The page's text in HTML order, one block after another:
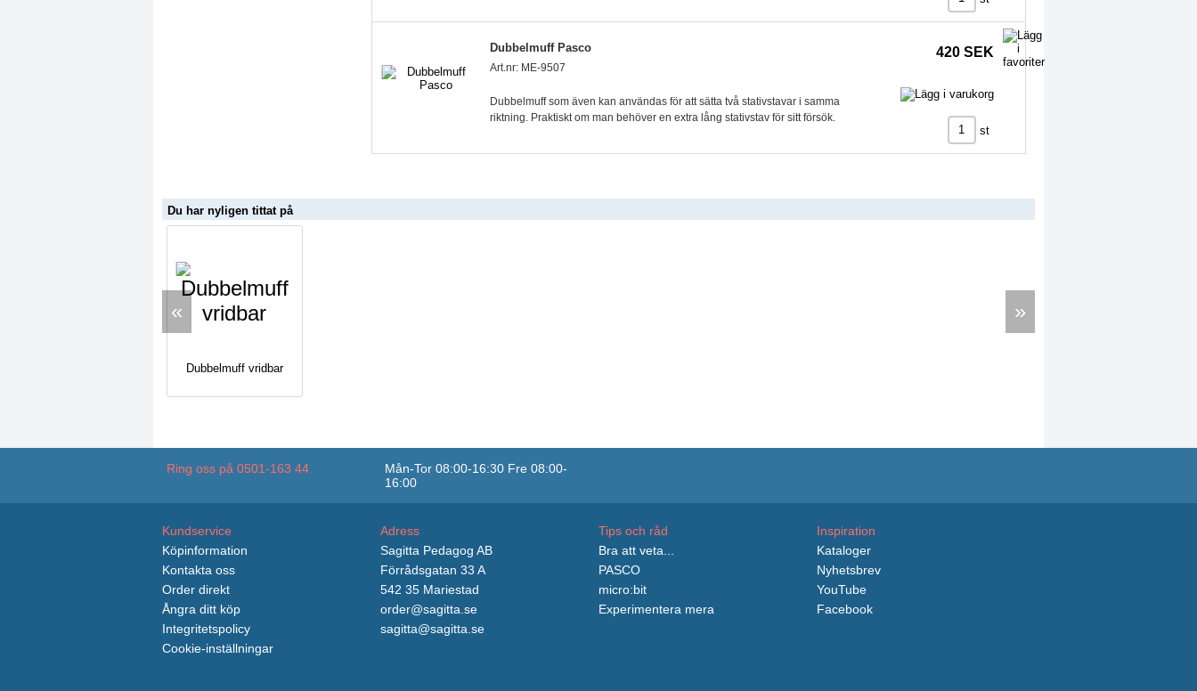
Dubbelmuff Pasco
Art.nr: ME-9507
Dubbelmuff som även kan användas för att sätta två stativstavar i samma
riktning. Praktiskt om man behöver en extra lång stativstav för sitt försök.
420 SEK
st
Du har nyligen tittat på
«
Dubbelmuff vridbar
»
Ring oss på 0501-163 44
Mån-Tor 08:00-16:30 Fre 08:00-
16:00
Kundservice
Köpinformation
Kontakta oss
Order direkt
Ångra ditt köp
Integritetspolicy
Cookie-inställningar
Adress
Sagitta Pedagog AB
Förrådsgatan 33 A
542 35 Mariestad
order@sagitta.se
sagitta@sagitta.se
Tips och råd
Bra att veta...
PASCO
micro:bit
Experimentera mera
Inspiration
Kataloger
Nyhetsbrev
YouTube
Facebook